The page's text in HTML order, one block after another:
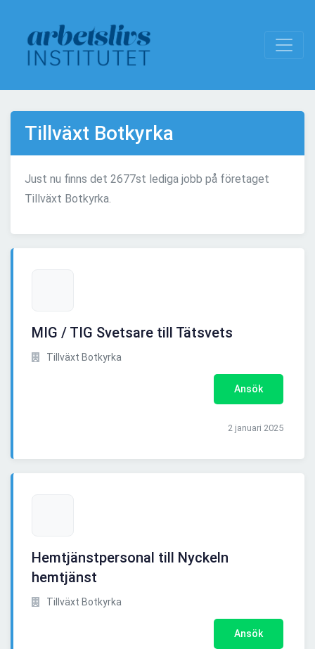
Tillväxt Botkyrka
Just nu finns det 2677st lediga jobb på företaget
Tillväxt Botkyrka.
MIG / TIG Svetsare till Tätsvets
Tillväxt Botkyrka
Ansök
2 januari 2025
Hemtjänstpersonal till Nyckeln
hemtjänst
Tillväxt Botkyrka
Ansök